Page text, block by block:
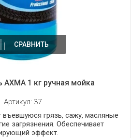
СРАВНИТЬ
1 кг ручная мойка
Артикул: 37
грязь, сажу, масляные
загрязнения. Обеспечивает
эффект.